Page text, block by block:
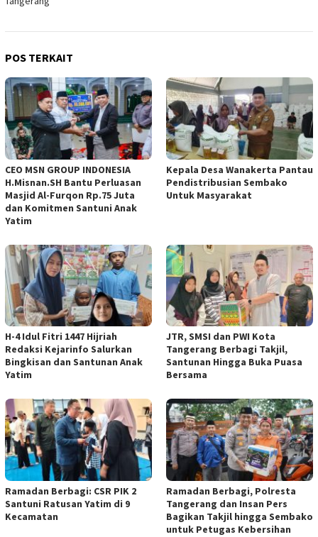
POS TERKAIT
CEO MSN GROUP INDONESIA
H.Misnan.SH Bantu Perluasan
Masjid Al-Furqon Rp.75 Juta
dan Komitmen Santuni Anak
Yatim
Kepala Desa Wanakerta Pantau
Pendistribusian Sembako
Untuk Masyarakat
H-4 Idul Fitri 1447 Hijriah
Redaksi Kejarinfo Salurkan
Bingkisan dan Santunan Anak
Yatim
JTR, SMSI dan PWI Kota
Tangerang Berbagi Takjil,
Santunan Hingga Buka Puasa
Bersama
Ramadan Berbagi: CSR PIK 2
Santuni Ratusan Yatim di 9
Kecamatan
Ramadan Berbagi, Polresta
Tangerang dan Insan Pers
Bagikan Takjil hingga Sembako
untuk Petugas Kebersihan